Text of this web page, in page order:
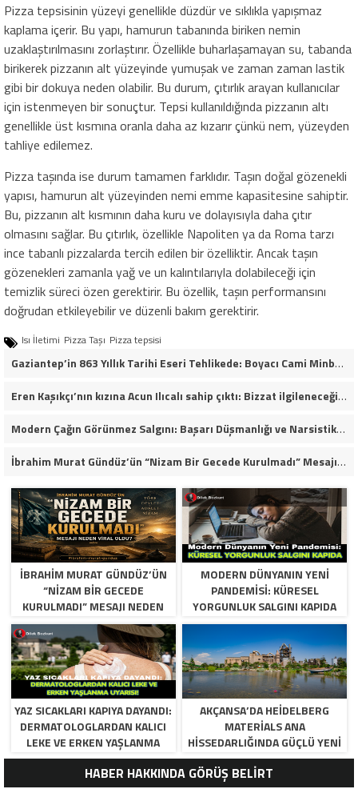
Pizza tepsisinin yüzeyi genellikle düzdür ve sıklıkla yapışmaz
kaplama içerir. Bu yapı, hamurun tabanında biriken nemin
uzaklaştırılmasını zorlaştırır. Özellikle buharlaşamayan su, tabanda
birikerek pizzanın alt yüzeyinde yumuşak ve zaman zaman lastik
gibi bir dokuya neden olabilir. Bu durum, çıtırlık arayan kullanıcılar
için istenmeyen bir sonuçtur. Tepsi kullanıldığında pizzanın altı
genellikle üst kısmına oranla daha az kızarır çünkü nem, yüzeyden
tahliye edilemez.
Pizza taşında ise durum tamamen farklıdır. Taşın doğal gözenekli
yapısı, hamurun alt yüzeyinden nemi emme kapasitesine sahiptir.
Bu, pizzanın alt kısmının daha kuru ve dolayısıyla daha çıtır
olmasını sağlar. Bu çıtırlık, özellikle Napoliten ya da Roma tarzı
ince tabanlı pizzalarda tercih edilen bir özelliktir. Ancak taşın
gözenekleri zamanla yağ ve un kalıntılarıyla dolabileceği için
temizlik süreci özen gerektirir. Bu özellik, taşın performansını
doğrudan etkileyebilir ve düzenli bakım gerektirir.
Isı İletimi Pizza Taşı Pizza tepsisi
Gaziantep’in 863 Yıllık Tarihi Eseri Tehlikede: Boyacı Cami Minberi İçin “Restorasyon Durdurulsun” Çağrısı!
Eren Kaşıkçı’nın kızına Acun Ilıcalı sahip çıktı: Bizzat ilgileneceğim
Modern Çağın Görünmez Salgını: Başarı Düşmanlığı ve Narsistik Yükseliş
İbrahim Murat Gündüz’ün “Nizam Bir Gecede Kurulmadı” Mesajı Sosyal Medyada Geniş Yankı Uyandırdı
İBRAHIM MURAT GÜNDÜZ’ÜN
“NIZAM BIR GECEDE
KURULMADI” MESAJI NEDEN
VIRAL OLDU?
MODERN DÜNYANIN YENI
PANDEMISI: KÜRESEL
YORGUNLUK SALGINI KAPIDA
YAZ SICAKLARI KAPIYA DAYANDI:
DERMATOLOGLARDAN KALICI
LEKE VE ERKEN YAŞLANMA
UYARISI!
AKÇANSA’DA HEIDELBERG
MATERIALS ANA
HISSEDARLIĞINDA GÜÇLÜ YENI
DÖNEM BAŞLIYOR
HABER HAKKINDA GÖRÜŞ BELİRT